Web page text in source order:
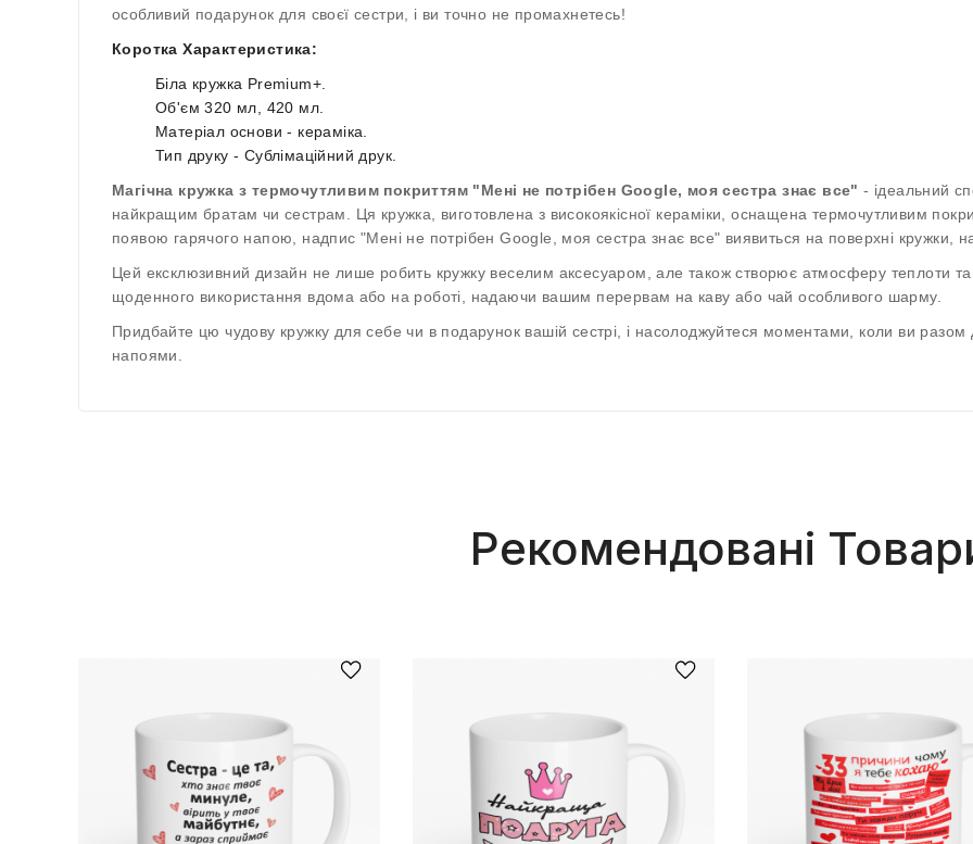
особливий подарунок для своєї сестри, і ви точно не промахнетесь!
Коротка Характеристика:
Біла кружка Premium+.
Об'єм 320 мл, 420 мл.
Матеріал основи - кераміка.
Тип друку - Сублімаційний друк.
Магічна кружка з термочутливим покриттям "Мені не потрібен Google, моя сестра знає все" - ідеальний
найкращим братам чи сестрам. Ця кружка, виготовлена з високоякісної кераміки, оснащена термочутливим
появою гарячого напою, надпис "Мені не потрібен Google, моя сестра знає все" виявиться на поверхні кружки,
Цей ексклюзивний дизайн не лише робить кружку веселим аксесуаром, але також створює атмосферу теплоти
щоденного використання вдома або на роботі, надаючи вашим перервам на каву або чай особливого шарму.
Придбайте цю чудову кружку для себе чи в подарунок вашій сестрі, і насолоджуйтеся моментами, коли ви
напоями.
Рекомендовані